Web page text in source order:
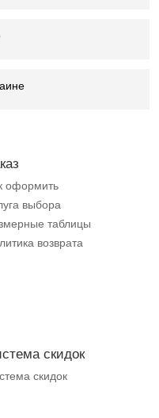
оформить
выбора
таблицы
возврата
скидок
скидок